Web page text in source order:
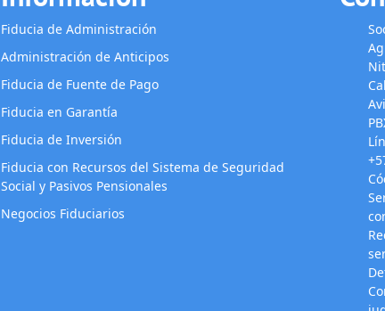
Fiducia de Administración
Administración de Anticipos
Fiducia de Fuente de Pago
Fiducia en Garantía
Fiducia de Inversión
Fiducia con Recursos del Sistema de Seguridad
Social y Pasivos Pensionales
Negocios Fiduciarios